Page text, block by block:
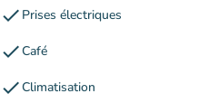
check Prises électriques
checkCafé
checkClimatisation